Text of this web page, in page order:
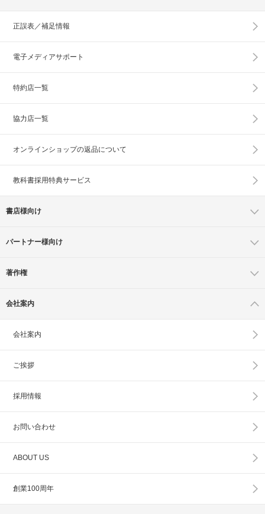
正誤表／補足情報
電子メディアサポート
特約店一覧
協力店一覧
オンラインショップの返品について
教科書採用特典サービス
書店様向け
パートナー様向け
著作権
会社案内
会社案内
ご挨拶
採用情報
お問い合わせ
ABOUT US
創業100周年